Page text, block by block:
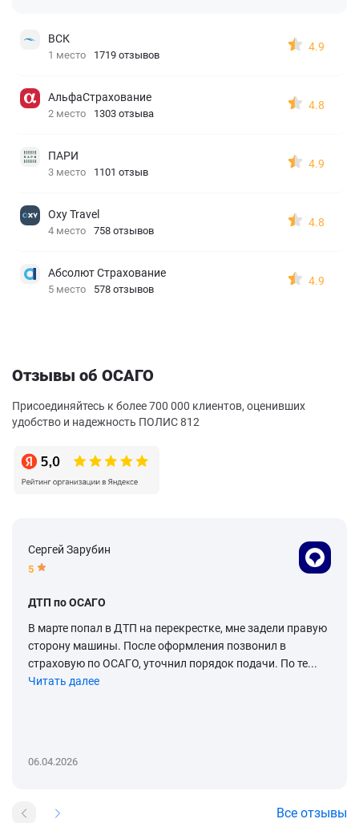
ВСК
1 место 1719 отзывов
4.9
АльфаСтрахование
2 место 1303 отзыва
4.8
ПАРИ
3 место 1101 отзыв
4.9
Oxy Travel
4 место 758 отзывов
4.8
Абсолют Страхование
5 место 578 отзывов
4.9
Отзывы об ОСАГО
Присоединяйтесь к более 700 000 клиентов, оценивших
удобство и надежность ПОЛИС 812
Сергей Зарубин
5
ДТП по ОСАГО
В марте попал в ДТП на перекрестке, мне задели правую
сторону машины. После оформления позвонил в
страховую по ОСАГО, уточнил порядок подачи. По те...
Читать далее
06.04.2026
Все отзывы